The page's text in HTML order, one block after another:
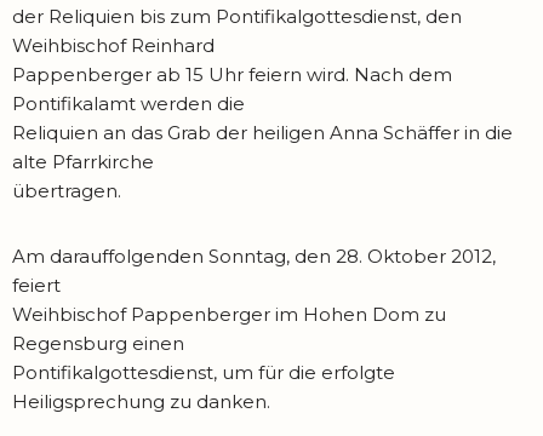
der Reliquien bis zum Pontifikalgottesdienst, den
Weihbischof Reinhard
Pappenberger ab 15 Uhr feiern wird. Nach dem
Pontifikalamt werden die
Reliquien an das Grab der heiligen Anna Schäffer in die
alte Pfarrkirche
übertragen.
Am darauffolgenden Sonntag, den 28. Oktober 2012,
feiert
Weihbischof Pappenberger im Hohen Dom zu
Regensburg einen
Pontifikalgottesdienst, um für die erfolgte
Heiligsprechung zu danken.